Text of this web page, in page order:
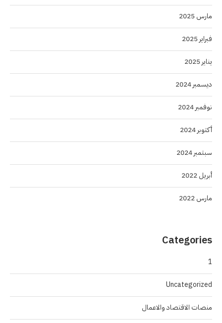
مارس 2025
فبراير 2025
يناير 2025
ديسمبر 2024
نوفمبر 2024
أكتوبر 2024
سبتمبر 2024
أبريل 2022
مارس 2022
Categories
1
Uncategorized
منصات الاقتصاد والاعمال